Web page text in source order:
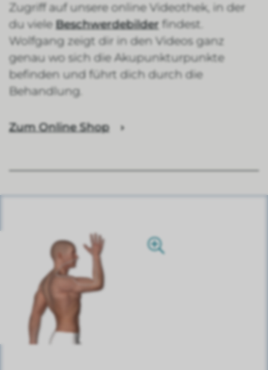
Zugriff auf unsere online Videothek, in der
du viele Beschwerdebilder findest.
Wolfgang zeigt dir in den Videos ganz
genau wo sich die Akupunkturpunkte
befinden und führt dich durch die
Behandlung.
Zum Online Shop